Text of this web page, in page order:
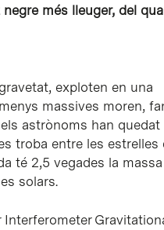
més lleuger, del
exploten en una
massives moren,
astrònoms han quedat
troba entre les estrelles
té 2,5 vegades la massa
solars.